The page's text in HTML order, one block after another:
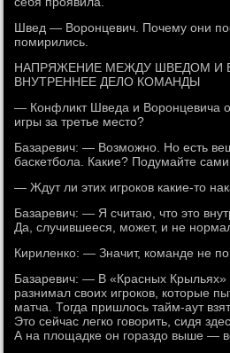
Швед — Воронцевич. Почему они
помирились.
НАПРЯЖЕНИЕ МЕЖДУ ШВЕДОМ И
ВНУТРЕННЕЕ ДЕЛО КОМАНДЫ
— Конфликт Шведа и Воронцевича
игры за третье место?
Базаревич: — Возможно. Но есть
баскетбола. Какие? Подумайте сами.
— Ждут ли этих игроков какие-то
Базаревич: — Я считаю, что это
Да, случившееся, может, и не
Кириленко: — Значит, команде не по
Базаревич: — В «Красных Крыльях»
разнимал своих игроков, которые
матча. Тогда пришлось тайм-аут
Это сейчас легко говорить, сидя
А на площадке он гораздо выше —